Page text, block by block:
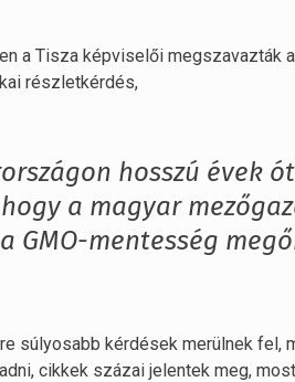
a Tisza képviselői megszavazták
részletkérdés,
hosszú évek
a magyar
GMO-mentesség
súlyosabb kérdések merülnek fel,
cikkek százai jelentek meg,